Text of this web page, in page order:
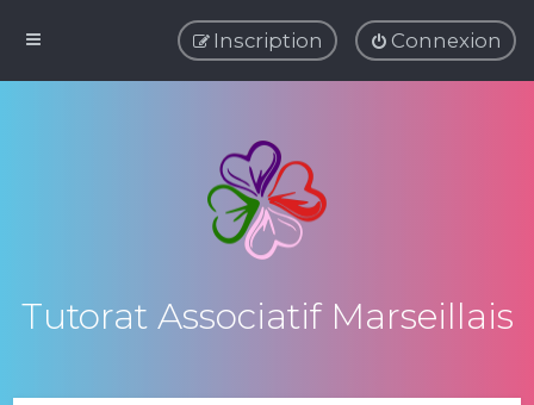
Connexion
Inscription
Tutorat Associatif Marseillais